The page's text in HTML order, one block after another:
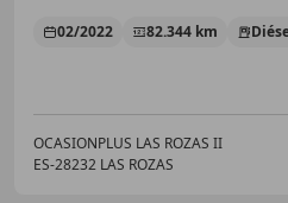
02/2022 82.344 km
OCASIONPLUS LAS ROZAS II
ES-28232 LAS ROZAS